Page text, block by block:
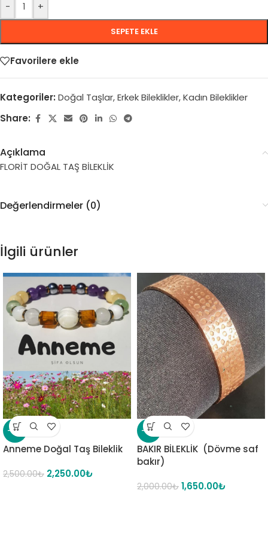
- +
SEPETE EKLE
Favorilere ekle
Kategoriler: Doğal Taşlar,Erkek Bileklikler,Kadın Bileklikler
Share:
Açıklama
FLORİT DOĞAL TAŞ BİLEKLİK
Değerlendirmeler (0)
İlgili ürünler
-10%
Anneme Doğal Taş Bileklik
2,500.00₺ 2,250.00₺
-18%
BAKIR BİLEKLİK (Dövme saf
bakır)
2,000.00₺ 1,650.00₺